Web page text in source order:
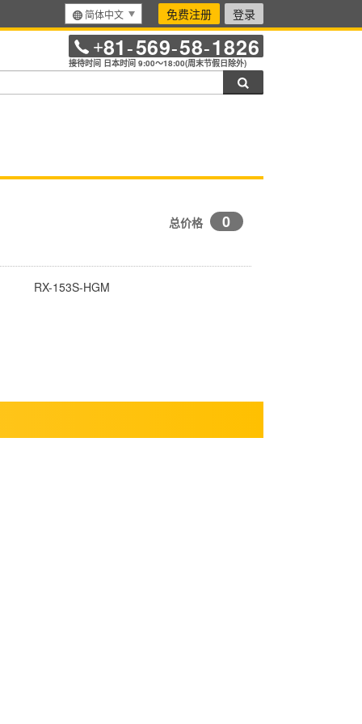
简体中文 免费注册 登录
+81-569-58-1826
接待时间 日本时间 9:00～18:00(周末节假日除外)
总价格 0
RX-153S-HGM